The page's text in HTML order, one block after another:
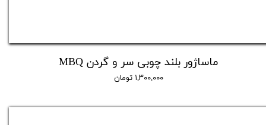
ماساژور بلند چوبی سر و گردن MBQ
۱,۳۰۰,۰۰۰ تومان